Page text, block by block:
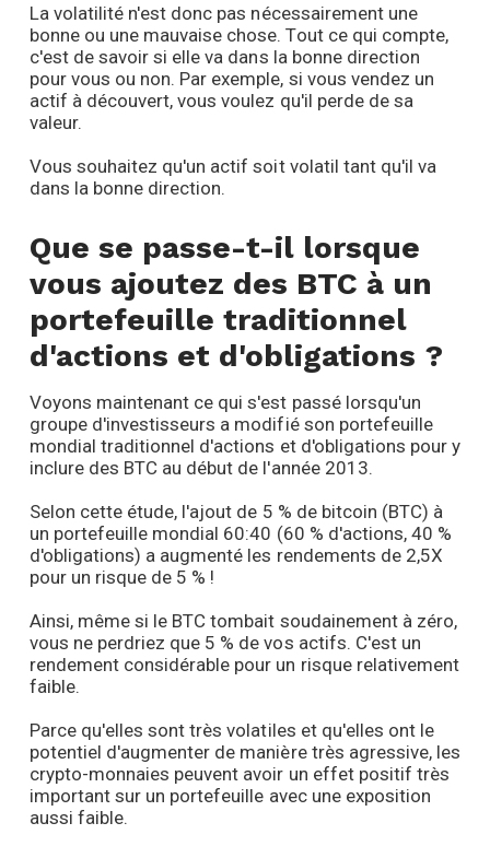
La volatilité n'est donc pas nécessairement une
bonne ou une mauvaise chose. Tout ce qui compte,
c'est de savoir si elle va dans la bonne direction
pour vous ou non. Par exemple, si vous vendez un
actif à découvert, vous voulez qu'il perde de sa
valeur.
Vous souhaitez qu'un actif soit volatil tant qu'il va
dans la bonne direction.
Que se passe-t-il lorsque
vous ajoutez des BTC à un
portefeuille traditionnel
d'actions et d'obligations ?
Voyons maintenant ce qui s'est passé lorsqu'un
groupe d'investisseurs a modifié son portefeuille
mondial traditionnel d'actions et d'obligations pour y
inclure des BTC au début de l'année 2013.
Selon cette étude, l'ajout de 5 % de bitcoin (BTC) à
un portefeuille mondial 60:40 (60 % d'actions, 40 %
d'obligations) a augmenté les rendements de 2,5X
pour un risque de 5 % !
Ainsi, même si le BTC tombait soudainement à zéro,
vous ne perdriez que 5 % de vos actifs. C'est un
rendement considérable pour un risque relativement
faible.
Parce qu'elles sont très volatiles et qu'elles ont le
potentiel d'augmenter de manière très agressive, les
crypto-monnaies peuvent avoir un effet positif très
important sur un portefeuille avec une exposition
aussi faible.